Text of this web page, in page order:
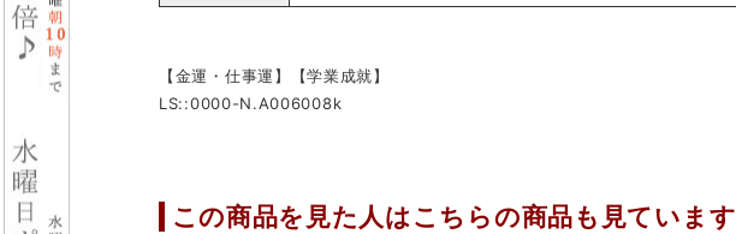
【金運・仕事運】【学業成就】
LS::0000-N.A006008k
この商品を見た人はこちらの商品も見ています